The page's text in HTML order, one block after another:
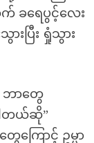
ခရေပွင့်လေး
းပြီး ရှုံသွား
ဘာတွေ
တယ်ဆို”
ကြောင့် ဥမ္မာ